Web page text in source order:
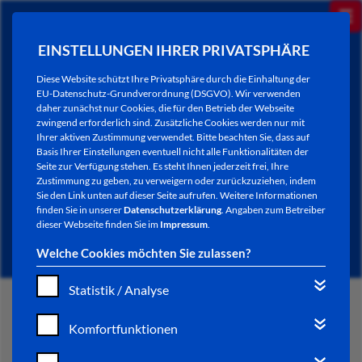
EINSTELLUNGEN IHRER PRIVATSPHÄRE
Diese Website schützt Ihre Privatsphäre durch die Einhaltung der
EU-Datenschutz-Grundverordnung (DSGVO). Wir verwenden
daher zunächst nur Cookies, die für den Betrieb der Webseite
zwingend erforderlich sind. Zusätzliche Cookies werden nur mit
Ihrer aktiven Zustimmung verwendet. Bitte beachten Sie, dass auf
Basis Ihrer Einstellungen eventuell nicht alle Funktionalitäten der
Seite zur Verfügung stehen. Es steht Ihnen jederzeit frei, Ihre
Zustimmung zu geben, zu verweigern oder zurückzuziehen, indem
Sie den Link unten auf dieser Seite aufrufen. Weitere Informationen
finden Sie in unsererDatenschutzerklärung. Angaben zum Betreiber
dieser Webseite finden Sie im Impressum.
Welche Cookies möchten Sie zulassen?
Statistik / Analyse
Komfortfunktionen
NEWSLETTER / CITY LETTER
START